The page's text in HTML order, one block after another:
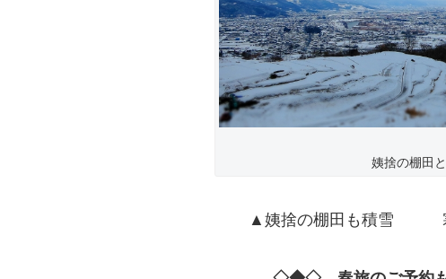
姨捨の棚田
▲姨捨の棚田も積雪 寒